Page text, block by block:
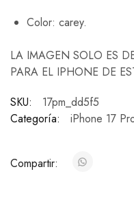
Color: carey.
LA IMAGEN SOLO ES
PARA EL IPHONE DE
SKU:
17pm_dd5f5
Categoría:
iPhone 17
Compartir: